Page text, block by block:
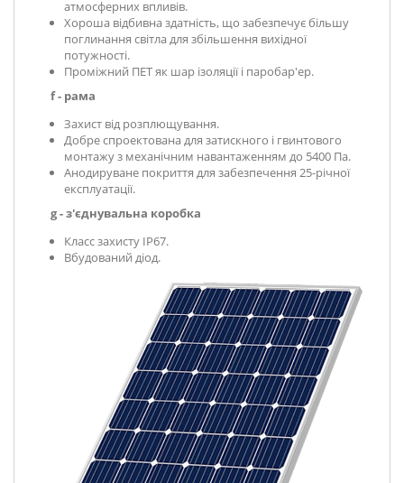
атмосферних впливів.
Хороша відбивна здатність, що забезпечує більшу
поглинання світла для збільшення вихідної
потужності.
Проміжний ПЕТ як шар ізоляції і паробар'ер.
f - рама
Захист від розплющування.
Добре спроектована для затискного і гвинтового
монтажу з механічним навантаженням до 5400 Па.
Анодируване покриття для забезпечення 25-річної
експлуатації.
g - з'єднувальна коробка
Класс захисту IP67.
Вбудований діод.